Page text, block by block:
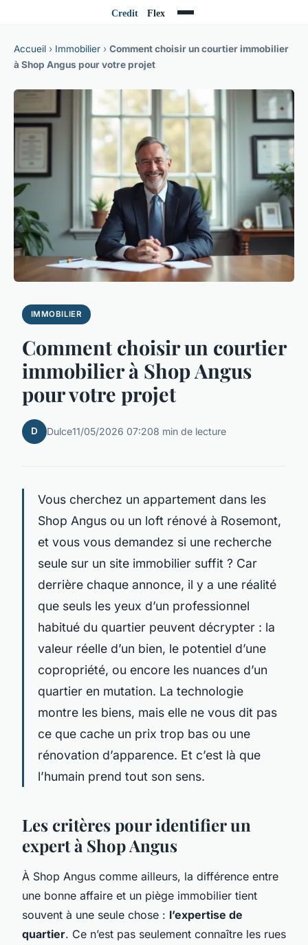
Accueil › Immobilier › Comment choisir un courtier immobilier
à Shop Angus pour votre projet
IMMOBILIER
Comment choisir un courtier
immobilier à Shop Angus
pour votre projet
D Dulce11/05/2026 07:208 min de lecture
Vous cherchez un appartement dans les
Shop Angus ou un loft rénové à Rosemont,
et vous vous demandez si une recherche
seule sur un site immobilier suffit ? Car
derrière chaque annonce, il y a une réalité
que seuls les yeux d’un professionnel
habitué du quartier peuvent décrypter : la
valeur réelle d’un bien, le potentiel d’une
copropriété, ou encore les nuances d’un
quartier en mutation. La technologie
montre les biens, mais elle ne vous dit pas
ce que cache un prix trop bas ou une
rénovation d’apparence. Et c’est là que
l’humain prend tout son sens.
Les critères pour identifier un
expert à Shop Angus
À Shop Angus comme ailleurs, la différence entre
une bonne affaire et un piège immobilier tient
souvent à une seule chose : l’expertise de
quartier. Ce n’est pas seulement connaître les rues